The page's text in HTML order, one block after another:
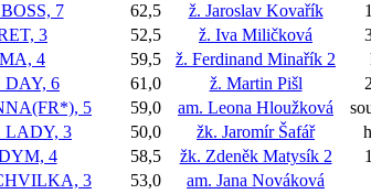
7 62,5 ž. Jaroslav Kovařík
3 52,5 ž. Iva Miličková
4 59,5 ž. Ferdinand Minařík 2
DAY, 6 61,0 ž. Martin Pišl
5 59,0 am. Leona Hloužková
LADY, 3 50,0 žk. Jaromír Šafář
4 58,5 žk. Zdeněk Matysík 2
3 53,0 am. Jana Nováková